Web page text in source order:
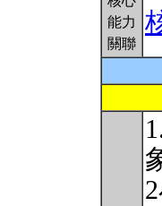
能力
關聯